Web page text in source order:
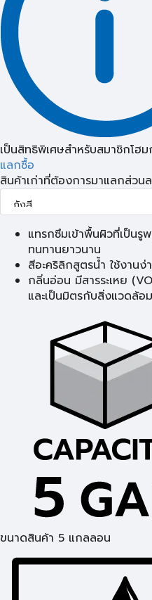
เป็นสิทธิพิเศษสำหรับสมาชิกโฮม
แลกซื้อ
สินค้าเก่าที่ต้องการมาแลกส่วน
แทรกซึมเข้าพื้นผิวที่เป็นรู
ทนทานยาวนาน
สีอะคริลิกสูตรน้ำ ใช้งาน
กลิ่นอ่อน มีสารระเหย
และเป็นมิตรกับสิ่งแวดล้อม
ขนาดสินค้า 5 แกลลอน